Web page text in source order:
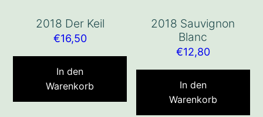
2018 Der Keil
€16,50
In den
Warenkorb
2018 Sauvignon
Blanc
€12,80
In den
Warenkorb